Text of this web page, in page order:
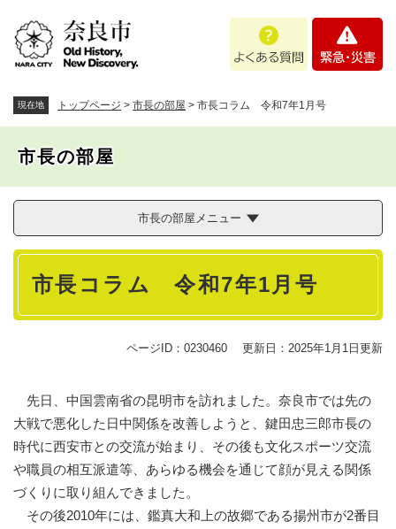
あ
問
・
現在地 トップページ > 市長の部屋 > 市長コラム 令和7年1月号
市長の部屋
市長の部屋メニュー
本
市長コラム 令和7年1月号
ページID：0230460 更新日：2025年1月1日更新
先日、中国雲南省の昆明市を訪れました。奈良市では先の
大戦で悪化した日中関係を改善しようと、鍵田忠三郎市長の
時代に西安市との交流が始まり、その後も文化スポーツ交流
や職員の相互派遣等、あらゆる機会を通じて顔が見える関係
づくりに取り組んできました。
その後2010年には、鑑真大和上の故郷である揚州市が2番目